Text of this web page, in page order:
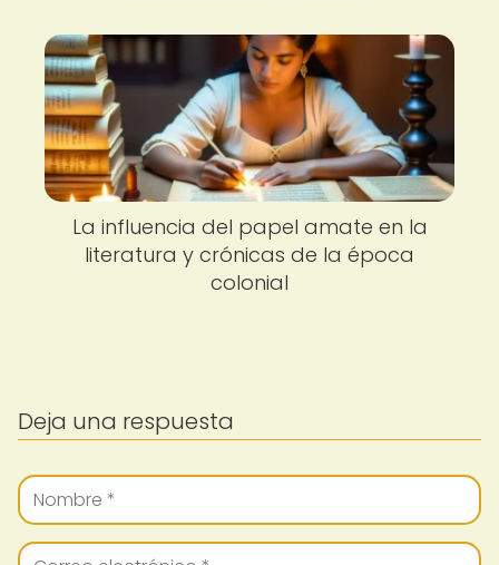
La influencia del papel amate en la
literatura y crónicas de la época
colonial
Deja una respuesta